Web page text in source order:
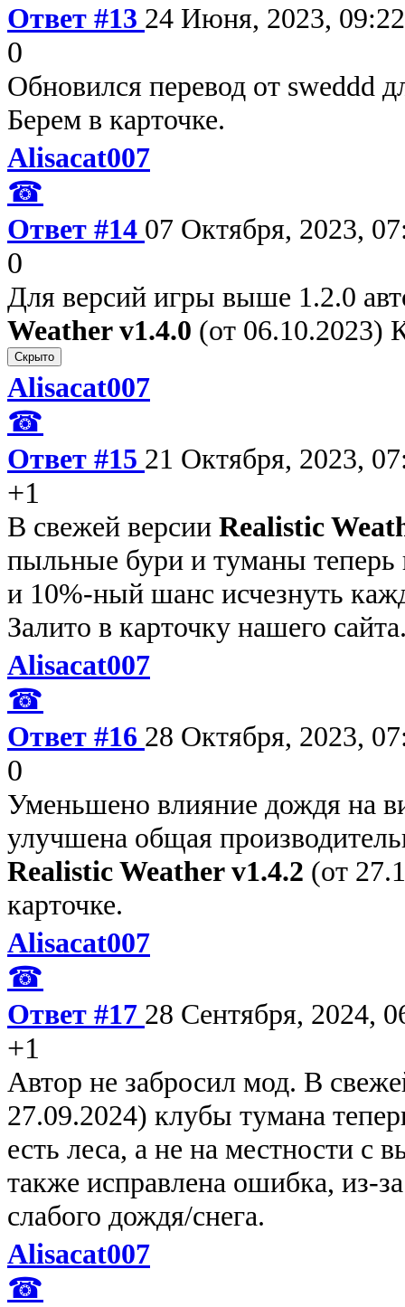
Ответ #13 24 Июня, 2023, 09:22
0
Обновился перевод от sweddd
Берем в карточке.
Alisacat007
☎
Ответ #14 07 Октября, 2023,
0
Для версий игры выше 1.2.0
Weather v1.4.0 (от 06.10.2023)
Alisacat007
☎
Ответ #15 21 Октября, 2023,
+1
В свежей версии Realistic
пыльные бури и туманы
и 10%-ный шанс исчезнуть
Залито в карточку нашего
Alisacat007
☎
Ответ #16 28 Октября, 2023,
0
Уменьшено влияние дождя на
улучшена общая
Realistic Weather v1.4.2 (от
карточке.
Alisacat007
☎
Ответ #17 28 Сентября, 2024,
+1
Автор не забросил мод. В
27.09.2024) клубы тумана
есть леса, а не на местности с
также исправлена ошибка, из-
слабого дождя/снега.
Alisacat007
☎